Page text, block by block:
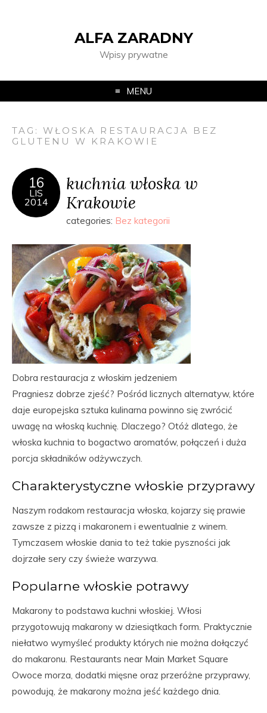
ALFA ZARADNY
Wpisy prywatne
MENU
TAG:WŁOSKA RESTAURACJA BEZ
GLUTENU W KRAKOWIE
16
LIS
2014
kuchnia włoska w
Krakowie
categories: Bez kategorii
Dobra restauracja z włoskim jedzeniem
Pragniesz dobrze zjeść? Pośród licznych alternatyw, które
daje europejska sztuka kulinarna powinno się zwrócić
uwagę na włoską kuchnię. Dlaczego? Otóż dlatego, że
włoska kuchnia to bogactwo aromatów, połączeń i duża
porcja składników odżywczych.
Charakterystyczne włoskie przyprawy
Naszym rodakom restauracja włoska, kojarzy się prawie
zawsze z pizzą i makaronem i ewentualnie z winem.
Tymczasem włoskie dania to też takie pyszności jak
dojrzałe sery czy świeże warzywa.
Popularne włoskie potrawy
Makarony to podstawa kuchni włoskiej. Włosi
przygotowują makarony w dziesiątkach form. Praktycznie
niełatwo wymyśleć produkty których nie można dołączyć
do makaronu. Restaurants near Main Market Square
Owoce morza, dodatki mięsne oraz przeróżne przyprawy,
powodują, że makarony można jeść każdego dnia.